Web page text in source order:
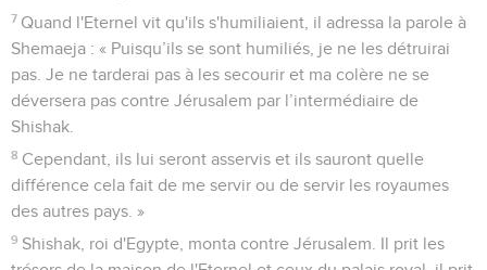
7 Quand l'Eternel vit qu'ils s'humiliaient, il adressa la parole à
Shemaeja : « Puisqu’ils se sont humiliés, je ne les détruirai
pas. Je ne tarderai pas à les secourir et ma colère ne se
déversera pas contre Jérusalem par l’intermédiaire de
Shishak.
8 Cependant, ils lui seront asservis et ils sauront quelle
différence cela fait de me servir ou de servir les royaumes
des autres pays. »
9 Shishak, roi d'Egypte, monta contre Jérusalem. Il prit les